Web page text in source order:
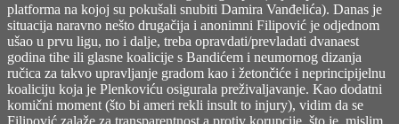
platforma na kojoj su pokušali snubiti Damira Vanđelića). Danas je
situacija naravno nešto drugačija i anonimni Filipović je odjednom
ušao u prvu ligu, no i dalje, treba opravdati/prevladati dvanaest
godina tihe ili glasne koalicije s Bandićem i neumornog dizanja
ručica za takvo upravljanje gradom kao i žetončiće i neprincipijelnu
koaliciju koja je Plenkoviću osigurala preživaljavanje. Kao dodatni
komični moment (što bi ameri rekli insult to injury), vidim da se
Filipović zalaže za transparentnost a protiv korupcije, što je, mislim